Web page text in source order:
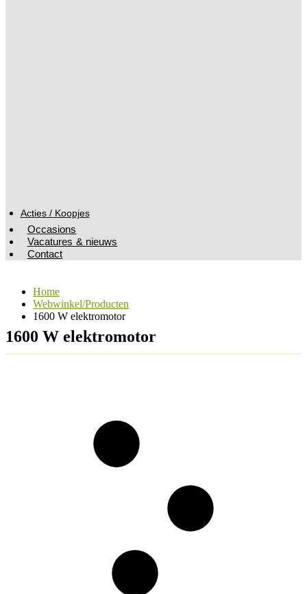
Acties / Koopjes
Occasions
Vacatures & nieuws
Contact
Home
Webwinkel/Producten
1600 W elektromotor
1600 W elektromotor